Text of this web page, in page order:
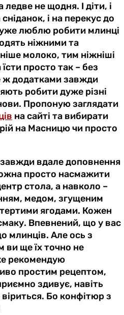
не щодня. І діти, і
і на перекус до
люблю робити млинці
ніжними та
молоко, тим ніжніші
просто так – без
ж додатками завжди
робити дуже різні
Пропоную заглядати
на сайті та вибирати
на Масницю чи просто
вдале доповнення
просто насмажити
стола, а навколо –
медом, згущеним
ягодами. Кожен
Впевнений, що у вас
млинців. Але ось з
ще їх точно не
рекомендую
простим рецептом,
здивує, навіть
Бо конфітюр з